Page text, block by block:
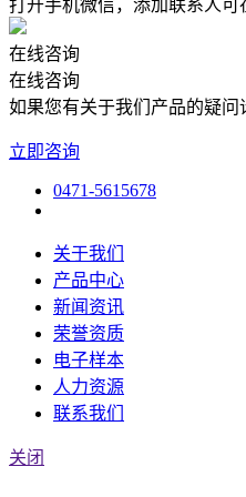
打开手机微信，添加联系人可
在线咨询
在线咨询
如果您有关于我们产品的疑
立即咨询
0471-5615678
关于我们
产品中心
新闻资讯
荣誉资质
电子样本
人力资源
联系我们
关闭